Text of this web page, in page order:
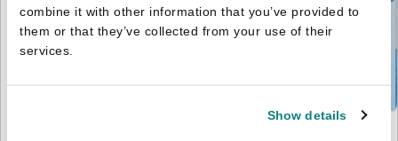
combine it with other information that you’ve provided to
them or that they’ve collected from your use of their
services.
Show details